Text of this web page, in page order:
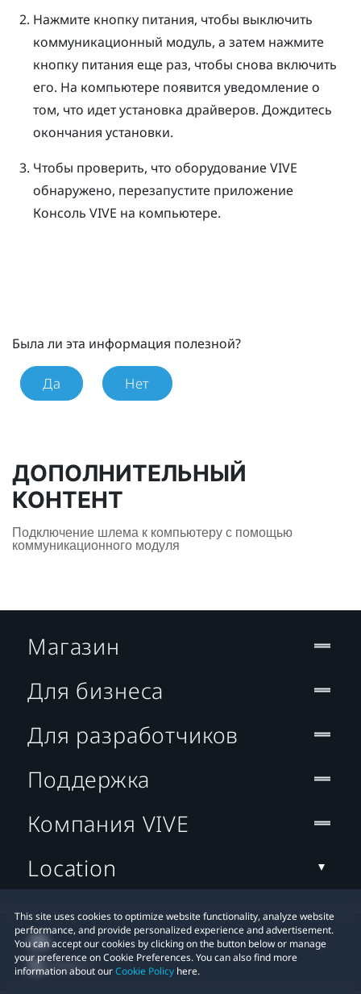
Нажмите кнопку питания, чтобы выключить
коммуникационный модуль, а затем нажмите
кнопку питания еще раз, чтобы снова включить
его. На компьютере появится уведомление о
том, что идет установка драйверов. Дождитесь
окончания установки.
Чтобы проверить, что оборудование VIVE
обнаружено, перезапустите приложение
Консоль VIVE на компьютере.
Была ли эта информация полезной?
Да Нет
ДОПОЛНИТЕЛЬНЫЙ
КОНТЕНТ
Подключение шлема к компьютеру с помощью
коммуникационного модуля
This site uses cookies to optimize website functionality, analyze website
performance, and provide personalized experience and advertisement.
You can accept our cookies by clicking on the button below or manage
your preference on Cookie Preferences. You can also find more
information about ourCookie Policy here.
Магазин
Для бизнеса
Для разработчиков
Поддержка
Компания VIVE
Location